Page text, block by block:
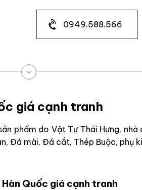
0949.588.566
giá cạnh tranh
phẩm do Vật Tư Thái Hưng,
Đá mài, Đá cắt, Thép Buộc, phụ
Quốc giá cạnh tranh